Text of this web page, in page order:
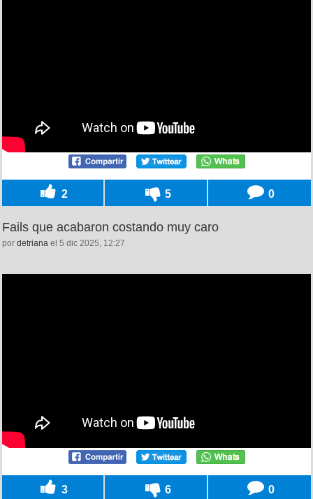
2 5 0
Fails que acabaron costando muy caro
por detriana el 5 dic 2025, 12:27
3 6 0